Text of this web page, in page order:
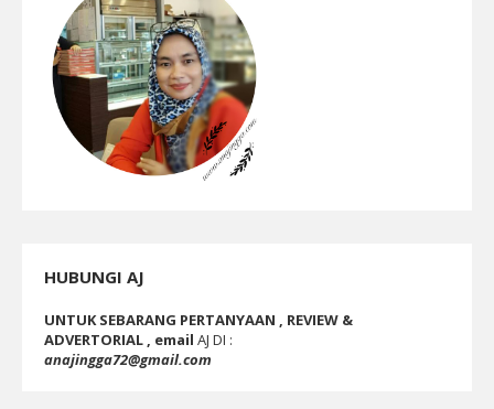
HUBUNGI AJ
UNTUK SEBARANG PERTANYAAN , REVIEW &
ADVERTORIAL , email AJ DI :
anajingga72@gmail.com